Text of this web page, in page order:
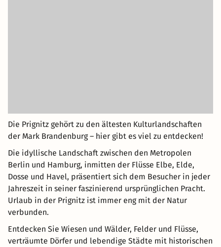
Die Prignitz gehört zu den ältesten Kulturlandschaften
der Mark Brandenburg – hier gibt es viel zu entdecken!
Die idyllische Landschaft zwischen den Metropolen
Berlin und Hamburg, inmitten der Flüsse Elbe, Elde,
Dosse und Havel, präsentiert sich dem Besucher in jeder
Jahreszeit in seiner faszinierend ursprünglichen Pracht.
Urlaub in der Prignitz ist immer eng mit der Natur
verbunden.
Entdecken Sie Wiesen und Wälder, Felder und Flüsse,
verträumte Dörfer und lebendige Städte mit historischen